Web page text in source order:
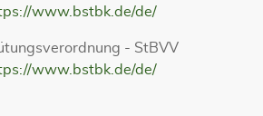
www.bstbk.de/de/
- StBVV
www.bstbk.de/de/